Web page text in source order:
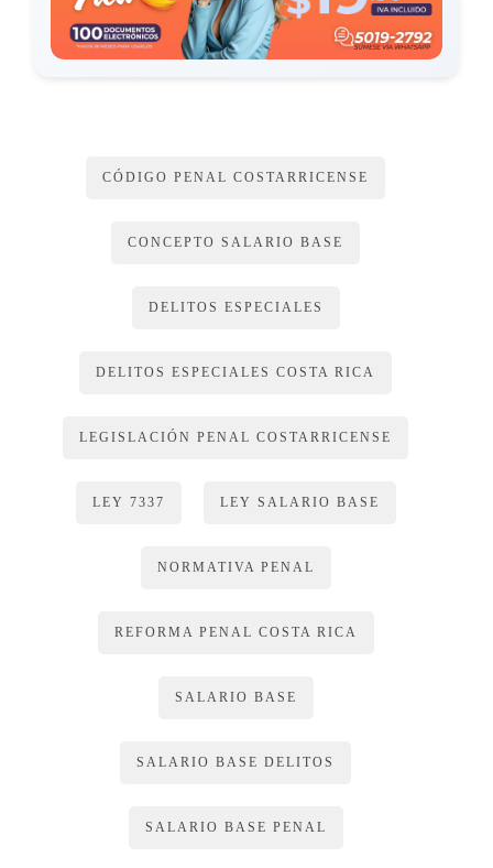
CÓDIGO PENAL COSTARRICENSE
CONCEPTO SALARIO BASE
DELITOS ESPECIALES
DELITOS ESPECIALES COSTA RICA
LEGISLACIÓN PENAL COSTARRICENSE
LEY 7337 LEY SALARIO BASE
NORMATIVA PENAL
REFORMA PENAL COSTA RICA
SALARIO BASE
SALARIO BASE DELITOS
SALARIO BASE PENAL